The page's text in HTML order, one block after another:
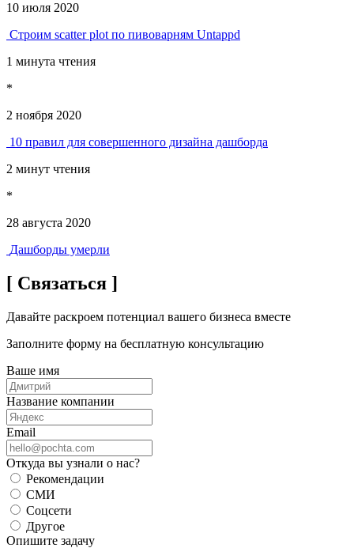
10 июля 2020
Строим scatter plot по пивоварням Untappd
1 минута чтения
*
2 ноября 2020
10 правил для совершенного дизайна дашборда
2 минут чтения
*
28 августа 2020
Дашборды умерли
[ Связаться ]
Давайте раскроем потенциал вашего бизнеса вместе
Заполните форму на бесплатную консультацию
Ваше имя
Название компании
Email
Откуда вы узнали о нас?
Рекомендации
СМИ
Соцсети
Другое
Опишите задачу